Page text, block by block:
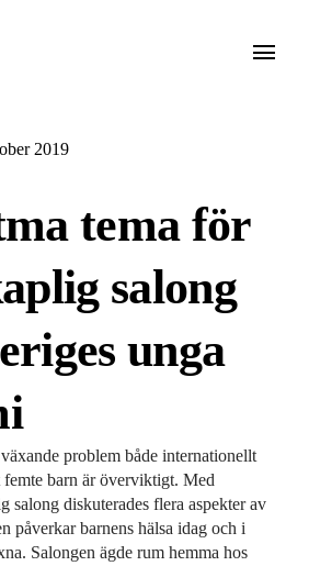
2019
tema för
salong
unga
problem både internationellt
barn är överviktigt. Med
salong diskuterades flera aspekter av
påverkar barnens hälsa idag och i
Salongen ägde rum hemma hos